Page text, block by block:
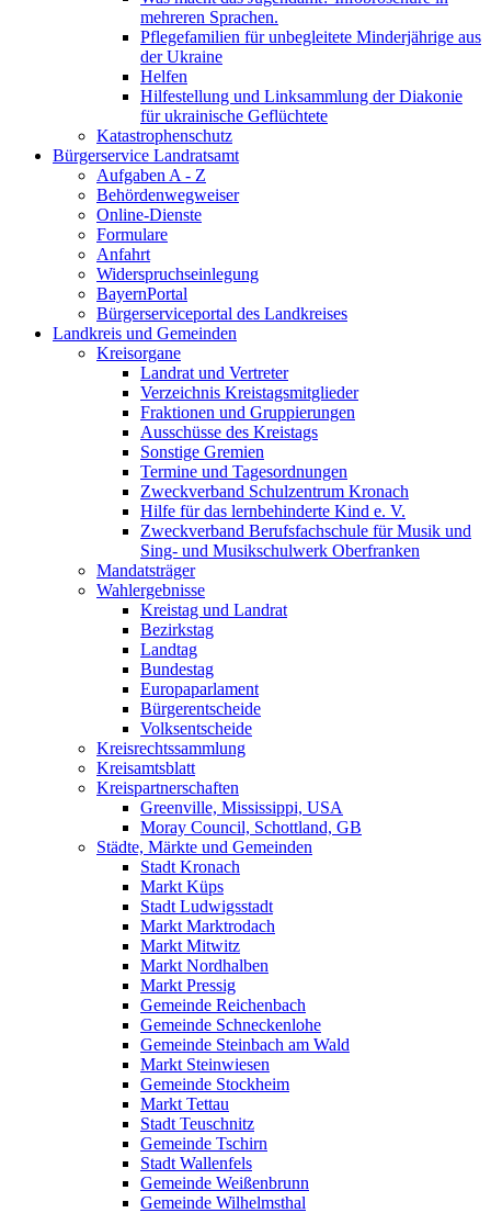
mehreren Sprachen.
Pflegefamilien für unbegleitete Minderjährige aus
der Ukraine
Helfen
Hilfestellung und Linksammlung der Diakonie
für ukrainische Geflüchtete
Katastrophenschutz
Bürgerservice Landratsamt
Aufgaben A - Z
Behördenwegweiser
Online-Dienste
Formulare
Anfahrt
Widerspruchseinlegung
BayernPortal
Bürgerserviceportal des Landkreises
Landkreis und Gemeinden
Kreisorgane
Landrat und Vertreter
Verzeichnis Kreistagsmitglieder
Fraktionen und Gruppierungen
Ausschüsse des Kreistags
Sonstige Gremien
Termine und Tagesordnungen
Zweckverband Schulzentrum Kronach
Hilfe für das lernbehinderte Kind e. V.
Zweckverband Berufsfachschule für Musik und
Sing- und Musikschulwerk Oberfranken
Mandatsträger
Wahlergebnisse
Kreistag und Landrat
Bezirkstag
Landtag
Bundestag
Europaparlament
Bürgerentscheide
Volksentscheide
Kreisrechtssammlung
Kreisamtsblatt
Kreispartnerschaften
Greenville, Mississippi, USA
Moray Council, Schottland, GB
Städte, Märkte und Gemeinden
Stadt Kronach
Markt Küps
Stadt Ludwigsstadt
Markt Marktrodach
Markt Mitwitz
Markt Nordhalben
Markt Pressig
Gemeinde Reichenbach
Gemeinde Schneckenlohe
Gemeinde Steinbach am Wald
Markt Steinwiesen
Gemeinde Stockheim
Markt Tettau
Stadt Teuschnitz
Gemeinde Tschirn
Stadt Wallenfels
Gemeinde Weißenbrunn
Gemeinde Wilhelmsthal